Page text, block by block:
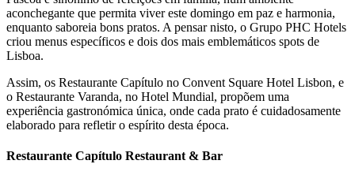
aconchegante que permita viver este domingo em paz e harmonia,
enquanto saboreia bons pratos. A pensar nisto, o Grupo PHC Hotels
criou menus específicos e dois dos mais emblemáticos spots de
Lisboa.
Assim, os Restaurante Capítulo no Convent Square Hotel Lisbon, e
o Restaurante Varanda, no Hotel Mundial, propõem uma
experiência gastronómica única, onde cada prato é cuidadosamente
elaborado para refletir o espírito desta época.
Restaurante Capítulo Restaurant & Bar